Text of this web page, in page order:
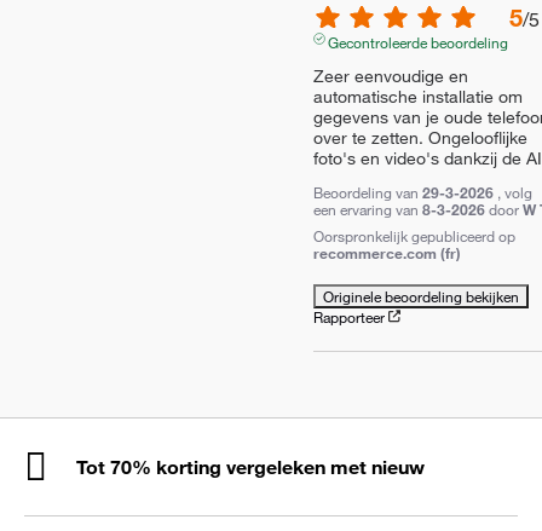
5/5
Gecontroleerde beoordeling
Zeer eenvoudige en
automatische installatie om
gegevens van je oude
over te zetten. Ongelooflijke
foto's en video's dankzij de AI
Beoordeling van 29-3-2026 , volg
een ervaring van 8-3-2026 doorW
Oorspronkelijk gepubliceerd op
recommerce.com (fr)
Originele beoordeling bekijken
Rapporteer
Tot 70% korting vergeleken met nieuw